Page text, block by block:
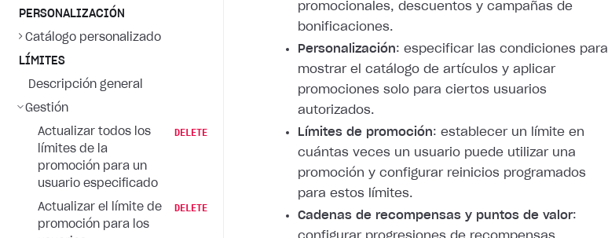
PERSONALIZACIÓN
Catálogo personalizado
LÍMITES
Descripción general
Gestión
Actualizar todos los
límites de la
promoción para un
usuario especificado
DELETE
Actualizar el límite de
promoción para los
DELETE
promocionales, descuentos y campañas de
bonificaciones.
Personalización: especificar las condiciones para
mostrar el catálogo de artículos y aplicar
promociones solo para ciertos usuarios
autorizados.
Límites de promoción: establecer un límite en
cuántas veces un usuario puede utilizar una
promoción y configurar reinicios programados
para estos límites.
Cadenas de recompensas y puntos de valor: